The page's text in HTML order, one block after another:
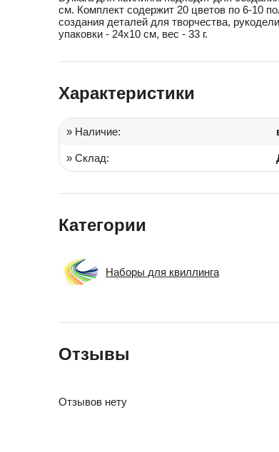
Іграшки в дитячий садок
см. Комплект содержит 20 цветов по 6-10
создания деталей для творчества,
упаковки - 24х10 см, вес - 33 г.
Характеристики
» Наличие:
» Склад:
Категории
Наборы для квиллинга
Отзывы
Отзывов нету